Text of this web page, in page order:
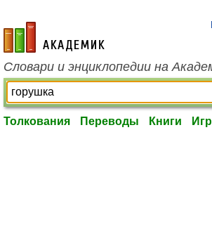
academic.ru
Словари и энциклопедии на
Толкования Переводы Книги